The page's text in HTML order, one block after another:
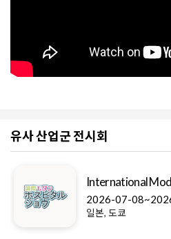
유사 산업군 전시회
CMEF
2026-10-
중국, 베이징